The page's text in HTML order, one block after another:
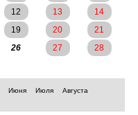
12 13
14
19 20
21
26 27
28
Июня Июля
Августа